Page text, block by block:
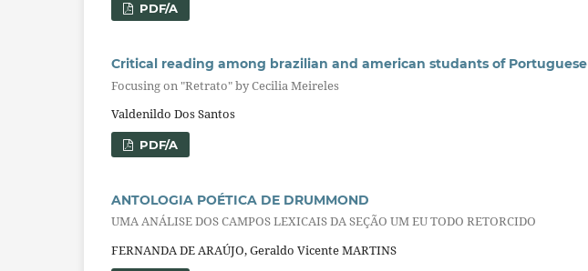
PDF/A
Critical reading among brazilian and american studants of Portuguese
Focusing on "Retrato" by Cecilia Meireles
Valdenildo Dos Santos
PDF/A
ANTOLOGIA POÉTICA DE DRUMMOND
UMA ANÁLISE DOS CAMPOS LEXICAIS DA SEÇÃO UM EU TODO RETORCIDO
FERNANDA DE ARAÚJO, Geraldo Vicente MARTINS